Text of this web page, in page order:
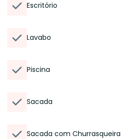
Escritório
Lavabo
Piscina
Sacada
Sacada com Churrasqueira